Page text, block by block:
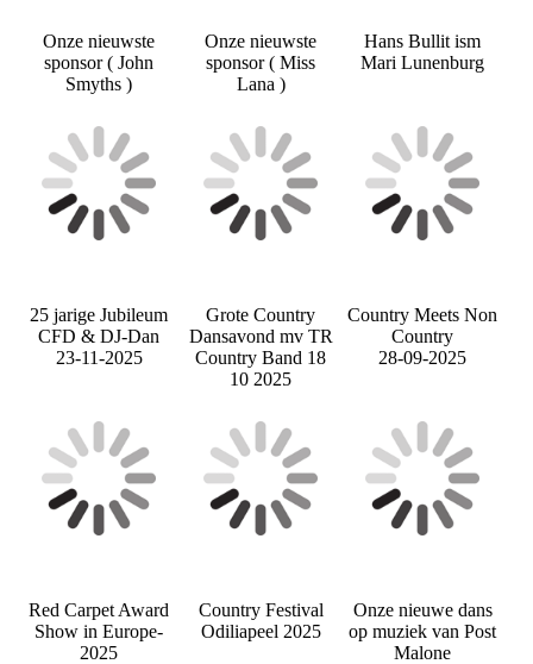
Onze nieuwste
sponsor ( John
Smyths )
Onze nieuwste
sponsor ( Miss
Lana )
Hans Bullit ism
Mari Lunenburg
25 jarige Jubileum
CFD & DJ-Dan
23-11-2025
Grote Country
Dansavond mv TR
Country Band 18
10 2025
Country Meets Non
Country
28-09-2025
Red Carpet Award
Show in Europe-
2025
Country Festival
Odiliapeel 2025
Onze nieuwe dans
op muziek van Post
Malone